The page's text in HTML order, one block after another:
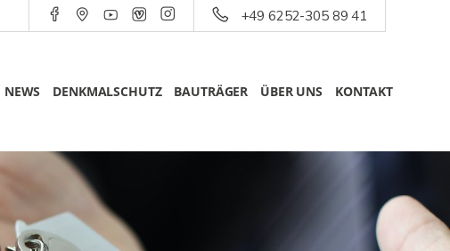
+49 6252-305 89 41
NEWS DENKMALSCHUTZ BAUTRÄGER ÜBER UNS KONTAKT